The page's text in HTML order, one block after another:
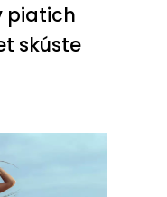
piatich
skúste